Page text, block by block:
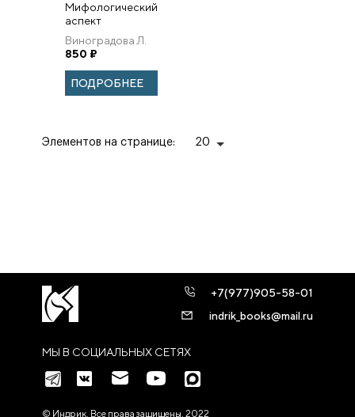
Мифологический
аспект
славянской
фольклорной
традиции.
Виноградова Л.
Н.
850 ₽
ПОДРОБНЕЕ
Элементов на странице: 20
МЫ В СОЦИАЛЬНЫХ СЕТЯХ
+7(977)905-58-01
indrik_books@mail.ru
© Индрик. Все права защищены, 2022